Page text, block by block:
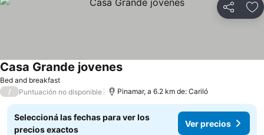
Compartir
Bed and breakfast
Casa Grande jovenesVer precios
/ Puntuación no disponible Pinamar, a 6.2 km de: Cariló
Seleccioná las fechas para ver los
precios exactos
Ver precios